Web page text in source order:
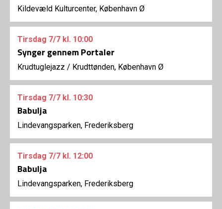
Kildevæld Kulturcenter, København Ø
Tirsdag 7/7 kl. 10:00
Synger gennem Portaler
Krudtuglejazz / Krudttønden, København Ø
Tirsdag 7/7 kl. 10:30
Babulja
Lindevangsparken, Frederiksberg
Tirsdag 7/7 kl. 12:00
Babulja
Lindevangsparken, Frederiksberg